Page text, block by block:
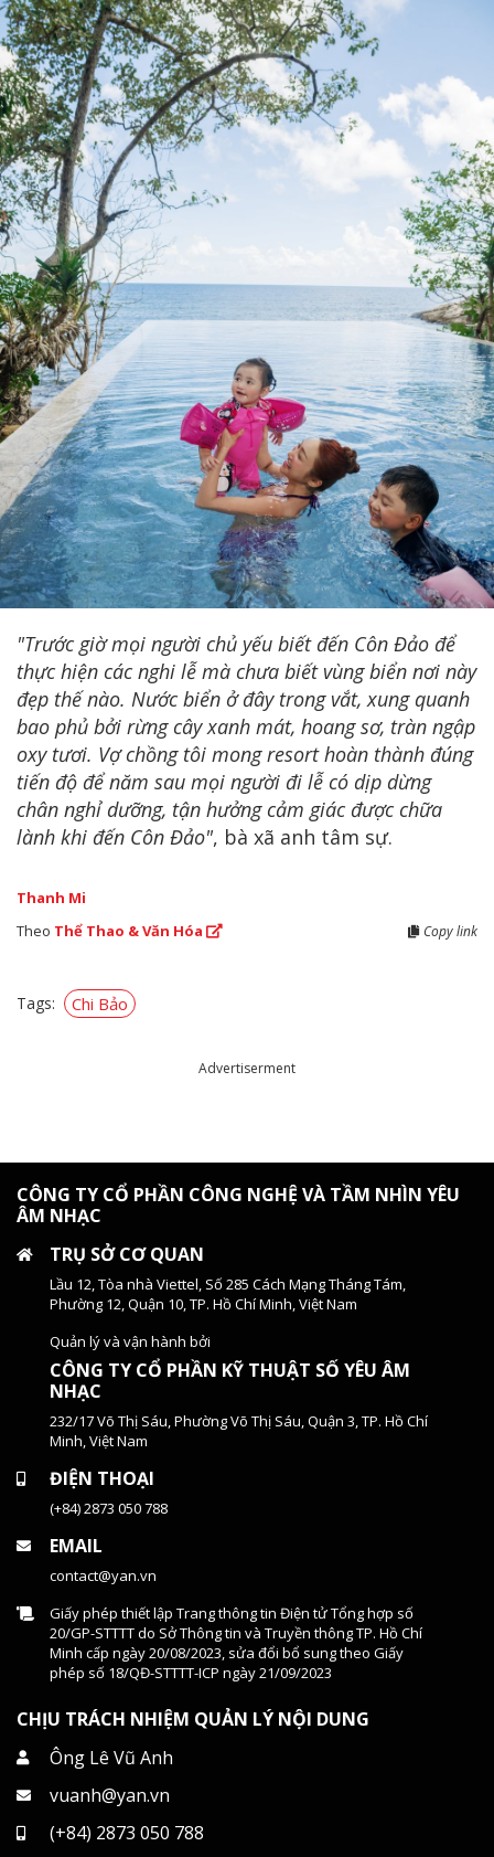
"Trước giờ mọi người chủ yếu biết đến Côn Đảo để
thực hiện các nghi lễ mà chưa biết vùng biển nơi này
đẹp thế nào. Nước biển ở đây trong vắt, xung quanh
bao phủ bởi rừng cây xanh mát, hoang sơ, tràn ngập
oxy tươi. Vợ chồng tôi mong resort hoàn thành đúng
tiến độ để năm sau mọi người đi lễ có dịp dừng
chân nghỉ dưỡng, tận hưởng cảm giác được chữa
lành khi đến Côn Đảo", bà xã anh tâm sự.
Thanh Mi
Theo Thể Thao & Văn Hóa Copy link
Tags: Chi Bảo
Advertiserment
CÔNG TY CỔ PHẦN CÔNG NGHỆ VÀ TẦM NHÌN YÊU
ÂM NHẠC
TRỤ SỞ CƠ QUAN
Lầu 12, Tòa nhà Viettel, Số 285 Cách Mạng Tháng Tám,
Phường 12, Quận 10, TP. Hồ Chí Minh, Việt Nam
Quản lý và vận hành bởi
CÔNG TY CỔ PHẦN KỸ THUẬT SỐ YÊU ÂM
NHẠC
232/17 Võ Thị Sáu, Phường Võ Thị Sáu, Quận 3, TP. Hồ Chí
Minh, Việt Nam
ĐIỆN THOẠI
(+84) 2873 050 788
EMAIL
contact@yan.vn
Giấy phép thiết lập Trang thông tin Điện tử Tổng hợp số
20/GP-STTTT do Sở Thông tin và Truyền thông TP. Hồ Chí
Minh cấp ngày 20/08/2023, sửa đổi bổ sung theo Giấy
phép số 18/QĐ-STTTT-ICP ngày 21/09/2023
CHỊU TRÁCH NHIỆM QUẢN LÝ NỘI DUNG
Ông Lê Vũ Anh
vuanh@yan.vn
(+84) 2873 050 788